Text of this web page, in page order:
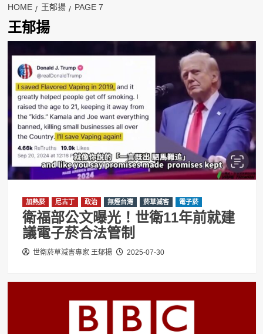
HOME 王郁揚 PAGE 7
王郁揚
加熱菸 尼古丁 政治 無煙台灣 菸草減害 電子菸
衛福部公文曝光！世衛11年前就建
議電子菸合法管制
世衛菸草減害專家 王郁揚 2025-07-30